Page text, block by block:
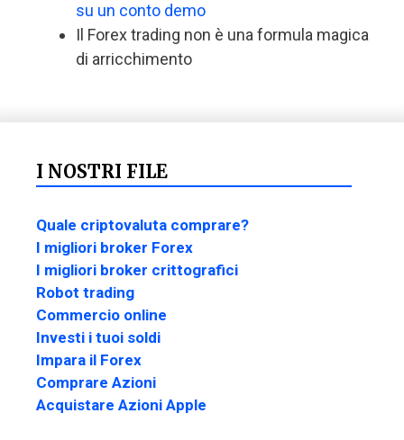
su un conto demo
Il Forex trading non è una formula magica
di arricchimento
I NOSTRI FILE
Quale criptovaluta comprare?
I migliori broker Forex
I migliori broker crittografici
Robot trading
Commercio online
Investi i tuoi soldi
Impara il Forex
Comprare Azioni
Acquistare Azioni Apple